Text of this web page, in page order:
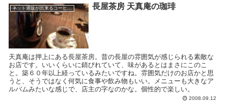
ネット通販が出来るコーヒー屋 長屋茶房 天真庵の珈琲
天真庵は押上にある長屋茶房。昔の長屋の雰囲気が感じられる素敵な
お店です。いいくらいに錆びれていて、味があるとはまさにこのこ
と。築６０年以上経っているみたいですね。雰囲気だけのお店かと思
うと、そうではなく何気に食事や飲み物もいい。メニューも大きなア
ルバムみたいな感じで、店主の字なのかな。個性的で楽しい。
2008.09.12